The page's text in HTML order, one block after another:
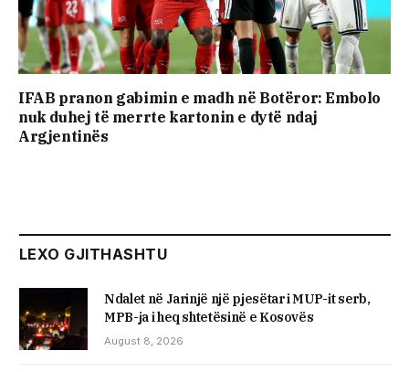
IFAB pranon gabimin e madh në Botëror: Embolo
nuk duhej të merrte kartonin e dytë ndaj
Argjentinës
LEXO GJITHASHTU
Ndalet në Jarinjë një pjesëtar i MUP-it serb,
MPB-ja i heq shtetësinë e Kosovës
August 8, 2026